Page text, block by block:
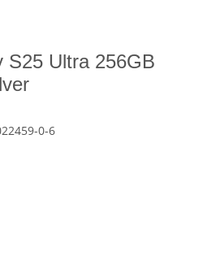
S25 Ultra 256GB
0-6